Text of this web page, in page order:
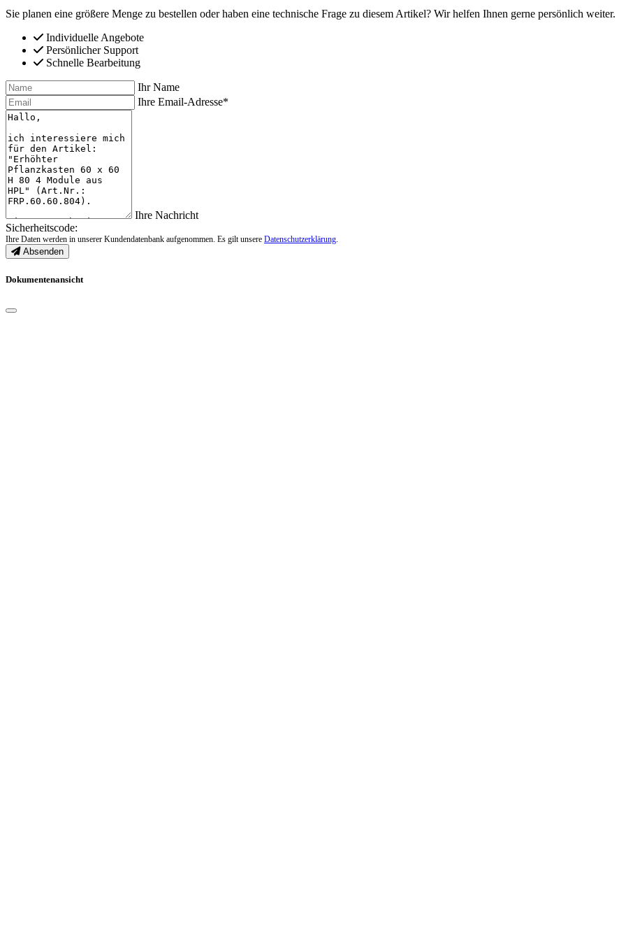
Sie planen eine größere Menge zu bestellen oder haben eine technische Frage zu diesem Artikel? Wir helfen Ihnen gerne persönlich weiter.
Individuelle Angebote
Persönlicher Support
Schnelle Bearbeitung
Ihr Name
Ihre Email-Adresse*
Ihre Nachricht
Sicherheitscode:
Ihre Daten werden in unserer Kundendatenbank aufgenommen. Es gilt unsere Datenschutzerklärung.
Absenden
Dokumentenansicht